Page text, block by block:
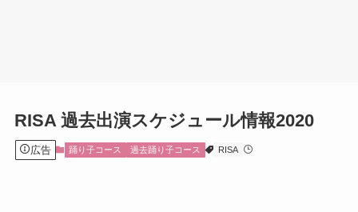
RISA 過去出演スケジュール情報2020
広告 踊り子コース 過去踊り子コース RISA